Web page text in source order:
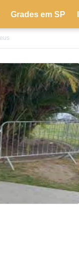
Grades em SP